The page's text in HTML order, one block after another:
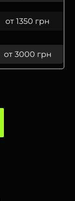
от 1350 грн
от 3000 грн